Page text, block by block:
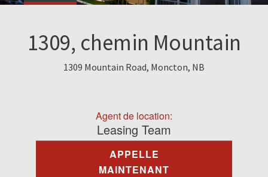
À Louer
Contactez-Nous
Portail Des Résidents
1309, chemin Mountain
1309 Mountain Road, Moncton, NB
Agent de location:
Leasing Team
APPELLE
MAINTENANT